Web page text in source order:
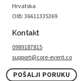
Hrvatska
OIB: 36611335369
Kontakt
0989187815
support@core-event.co
POŠALJI PORUKU